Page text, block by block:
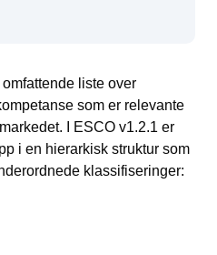
liste over
som er relevante
I ESCO v1.2.1 er
i en hierarkisk struktur som
klassifiseringer: